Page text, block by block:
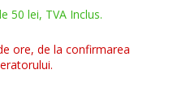
50 lei, TVA Inclus.
ore, de la confirmarea